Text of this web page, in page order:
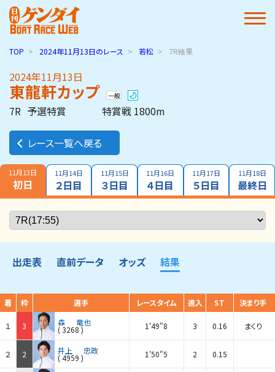
TOP 2024年11月13日のレース 若松 7R結果
2024年11月13日
東龍軒カップ 一般
7R 予選特賞 特賞戦 1800m
レース一覧へ戻る
11月13日
初日
11月14日
２日目
11月15日
３日目
11月16日
４日目
11月17日
５日目
11月18日
最終日
出走表 直前データ オッズ 結果
着 枠 選手 レースタイム 進入 ST 決まり手
１ 3 森 竜也
(3268 ) 1'49"8 3 0.16 まくり
２ 2 井上 忠政
(4959 ) 1'50"5 2 0.15